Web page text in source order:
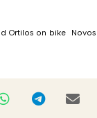
Ortilos on bike